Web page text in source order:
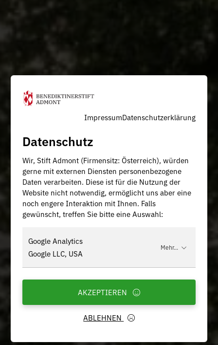
ImpressumDatenschutzerklärung
Datenschutz
Wir, Stift Admont (Firmensitz: Österreich), würden
gerne mit externen Diensten personenbezogene
Daten verarbeiten. Diese ist für die Nutzung der
Website nicht notwendig, ermöglicht uns aber eine
noch engere Interaktion mit Ihnen. Falls
gewünscht, treffen Sie bitte eine Auswahl:
Google Analytics
Google LLC, USA
Mehr...
ABLEHNEN
AKZEPTIEREN